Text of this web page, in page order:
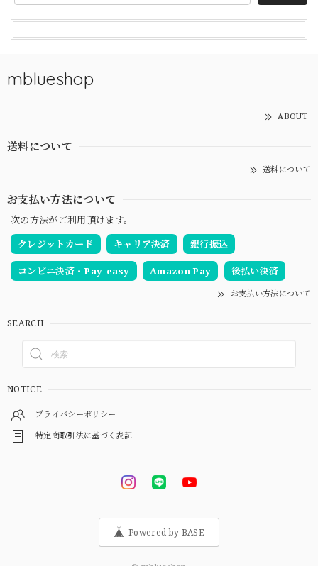
mblueshop
ABOUT
送料について
送料について
お支払い方法について
次の方法がご利用頂けます。
クレジットカード
キャリア決済 銀行振込
コンビニ決済・Pay-easy Amazon Pay 後払い決済
お支払い方法について
SEARCH
NOTICE
プライバシーポリシー
特定商取引法に基づく表記
Powered by BASE